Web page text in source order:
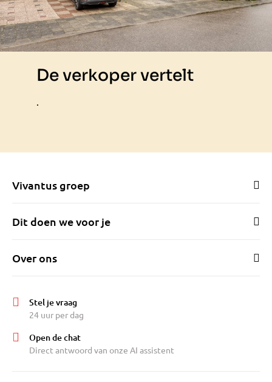
De verkoper vertelt
Vivantus groep
Dit doen we voor je
Over ons
Stel je vraag
24 uur per dag
Open de chat
Direct antwoord van onze AI assistent